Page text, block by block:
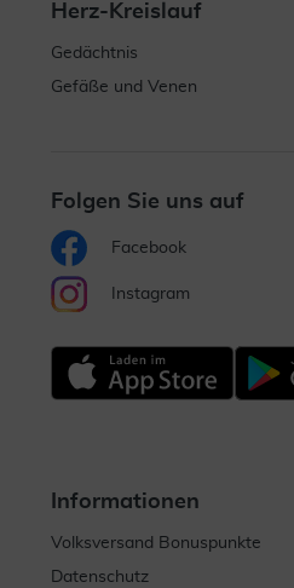
Herz-Kreislauf
Gedächtnis
Gefäße und Venen
Folgen Sie uns auf
Facebook
Instagram
Informationen
Volksversand Bonuspunkte
Datenschutz